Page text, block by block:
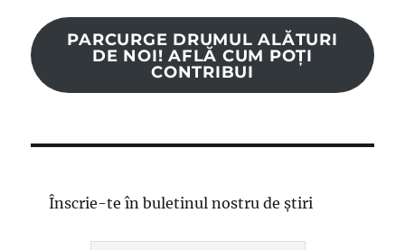
PARCURGE DRUMUL ALĂTURI
DE NOI! AFLĂ CUM POȚI
CONTRIBUI
Înscrie-te în buletinul nostru de știri